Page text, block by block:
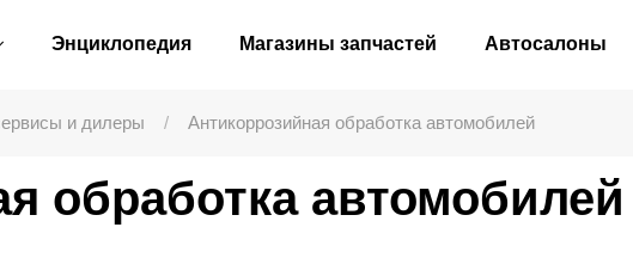
Энциклопедия Магазины запчастей Автосалоны
и дилеры Антикоррозийная обработка автомобилей
обработка автомобилей